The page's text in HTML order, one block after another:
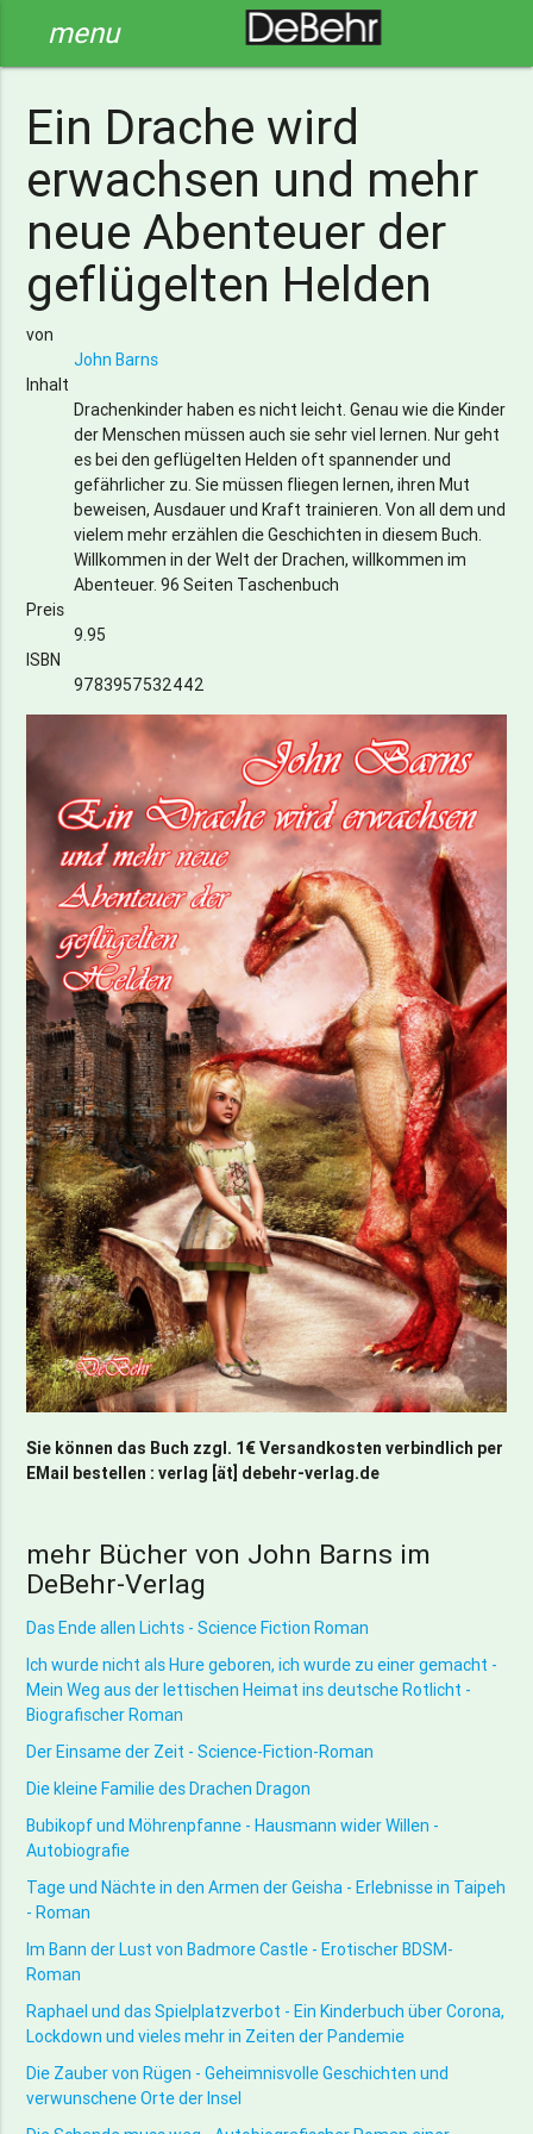
menu
Ein Drache wird
erwachsen und mehr
neue Abenteuer der
geflügelten Helden
von
John Barns
Inhalt
Drachenkinder haben es nicht leicht. Genau wie die Kinder
der Menschen müssen auch sie sehr viel lernen. Nur geht
es bei den geflügelten Helden oft spannender und
gefährlicher zu. Sie müssen fliegen lernen, ihren Mut
beweisen, Ausdauer und Kraft trainieren. Von all dem und
vielem mehr erzählen die Geschichten in diesem Buch.
Willkommen in der Welt der Drachen, willkommen im
Abenteuer. 96 Seiten Taschenbuch
Preis
9.95
ISBN
9783957532442
Sie können das Buch zzgl. 1€ Versandkosten verbindlich per
EMail bestellen : verlag [ät] debehr-verlag.de
mehr Bücher von John Barns im
DeBehr-Verlag
Das Ende allen Lichts - Science Fiction Roman
Ich wurde nicht als Hure geboren, ich wurde zu einer gemacht -
Mein Weg aus der lettischen Heimat ins deutsche Rotlicht -
Biografischer Roman
Der Einsame der Zeit - Science-Fiction-Roman
Die kleine Familie des Drachen Dragon
Bubikopf und Möhrenpfanne - Hausmann wider Willen -
Autobiografie
Tage und Nächte in den Armen der Geisha - Erlebnisse in Taipeh
- Roman
Im Bann der Lust von Badmore Castle - Erotischer BDSM-
Roman
Raphael und das Spielplatzverbot - Ein Kinderbuch über Corona,
Lockdown und vieles mehr in Zeiten der Pandemie
Die Zauber von Rügen - Geheimnisvolle Geschichten und
verwunschene Orte der Insel